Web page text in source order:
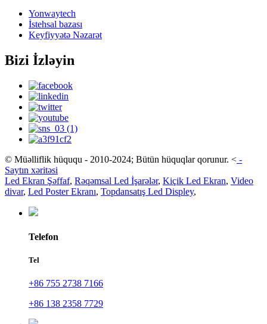
Yonwaytech
İstehsal bazası
Keyfiyyətə Nəzarət
Bizi İzləyin
© Müəlliflik hüququ - 2010-2024; Bütün hüquqlar qorunur. < -
Saytın xəritəsi
Led Ekran Şəffaf, Rəqəmsal Led İşarələr, Kiçik Led Ekran, Video
divar, Led Poster Ekranı, Topdansatış Led Displey,
Telefon
Tel
+86 755 2738 7166
+86 138 2358 7729